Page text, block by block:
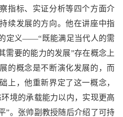
指标、实证分析等四个方面介
续发展的方向。他在讲座中指
定义——“既能满足当代人的需
需要的能力的发展”存在概念上
的概念是不断演化发展的，而
上，他重新界定了这一概念，
境的承载能力以内，实现更高
”。张帅副教授随后介绍了可持